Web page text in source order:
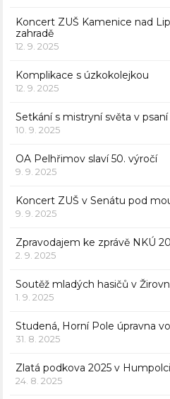
Koncert ZUŠ Kamenice nad
zahradě
12. 9. 2025
Komplikace s úzkokolejkou
12. 9. 2025
Setkání s mistryní světa v psaní
10. 9. 2025
OA Pelhřimov slaví 50. výročí
9. 9. 2025
Koncert ZUŠ v Senátu pod
9. 9. 2025
Zpravodajem ke zprávě NKÚ
2. 9. 2025
Soutěž mladých hasičů v
1. 9. 2025
Studená, Horní Pole úpravna
31. 8. 2025
Zlatá podkova 2025 v Humpolci
24. 8. 2025